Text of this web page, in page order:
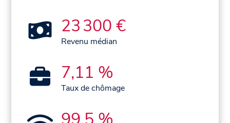
23 300 €
Revenu médian
7,11 %
Taux de chômage